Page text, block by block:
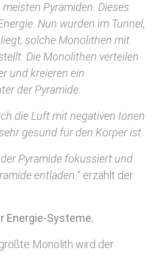
Pyramiden. Dieses
Nun wurden im Tunnel,
solche Monolithen mit
Die Monolithen verteilen
und kreieren ein
der Pyramide.
die Luft mit negativen Ionen
gesund für den Körper ist.
Pyramide fokussiert und
entladen. “ erzählt der
Energie-Systeme.
Monolith wird der